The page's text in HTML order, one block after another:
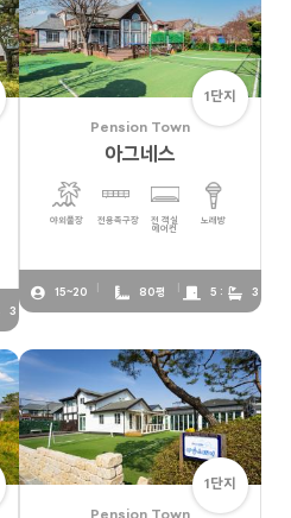
3
1단지
Pension Town
아그네스
야외풀장 전용족구장
전 객실
에어컨
노래방
15~20 80평 5 : 3
1단지